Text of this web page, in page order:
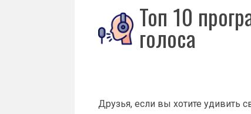
Топ 10
голоса
Друзья, если вы хотите удивить